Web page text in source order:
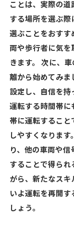
ことは、実際の道
する場所を選ぶ際
選ぶことをおすす
両や歩行者に気を
きます。 次に、
離から始めてみま
設定し、自信を持
運転する時間帯に
帯に運転すること
しやすくなりま
り、他の車両や
することで得ら
がら、新たなスキ
いよ運転を再開す
しょう。